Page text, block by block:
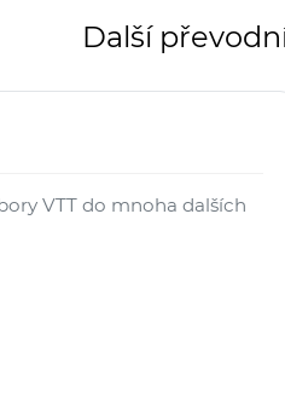
Další
VTT do mnoha dalších